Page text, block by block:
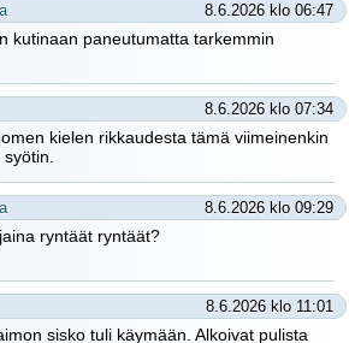
8.6.2026 klo 06:47
kutinaan paneutumatta tarkemmin
8.6.2026 klo 07:34
kielen rikkaudesta tämä viimeinenkin
8.6.2026 klo 09:29
ryntäät ryntäät?
8.6.2026 klo 11:01
sisko tuli käymään. Alkoivat pulista